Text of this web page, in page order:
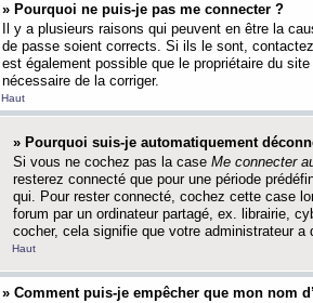
» Pourquoi ne puis-je pas me connecter ?
Il y a plusieurs raisons qui peuvent en être la
de passe soient corrects. Si ils le sont,
est également possible que le propriétaire du
nécessaire de la corriger.
Haut
» Pourquoi suis-je automatiquement
Si vous ne cochez pas la case Me connecter
resterez connecté que pour une période
qui. Pour rester connecté, cochez cette case
forum par un ordinateur partagé, ex. librairie,
cocher, cela signifie que votre administrateur
Haut
» Comment puis-je empêcher que mon nom